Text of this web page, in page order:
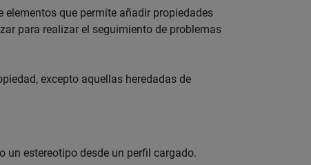
que permite añadir propiedades
para realizar el seguimiento de problemas
excepto aquellas heredadas de
un estereotipo desde un perfil cargado.